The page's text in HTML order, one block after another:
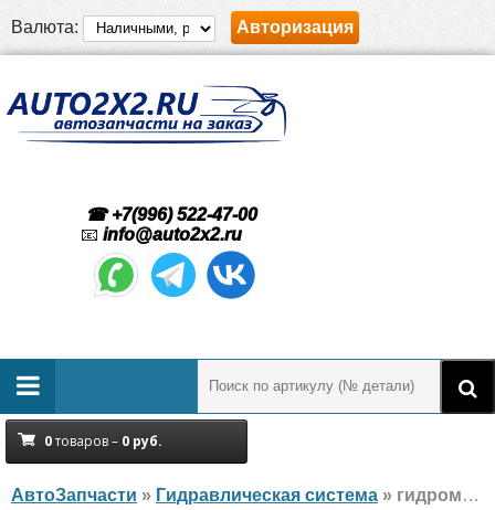
Валюта: Авторизация
☎ +7(996) 522-47-00
📧 info@auto2x2.ru
0товаров – 0 руб.
АвтоЗапчасти » Гидравлическая система » гидромотор Danfoss 1212520200 121.25.202.00 SNM3/44LSSEB John Deere, Ponsse, Claas, новый